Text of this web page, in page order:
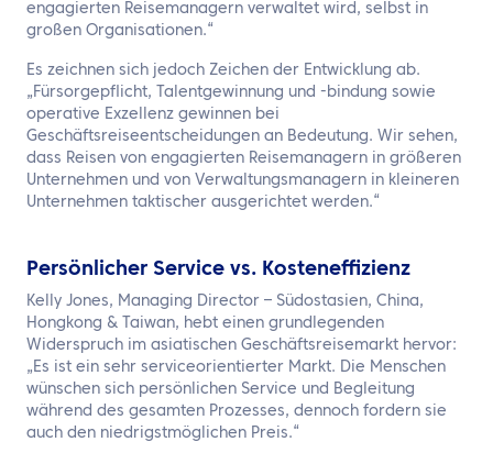
engagierten Reisemanagern verwaltet wird, selbst in
großen Organisationen.“
Es zeichnen sich jedoch Zeichen der Entwicklung ab.
„Fürsorgepflicht, Talentgewinnung und -bindung sowie
operative Exzellenz gewinnen bei
Geschäftsreiseentscheidungen an Bedeutung. Wir sehen,
dass Reisen von engagierten Reisemanagern in größeren
Unternehmen und von Verwaltungsmanagern in kleineren
Unternehmen taktischer ausgerichtet werden.“
Persönlicher Service vs. Kosteneffizienz
Kelly Jones, Managing Director – Südostasien, China,
Hongkong & Taiwan, hebt einen grundlegenden
Widerspruch im asiatischen Geschäftsreisemarkt hervor:
„Es ist ein sehr serviceorientierter Markt. Die Menschen
wünschen sich persönlichen Service und Begleitung
während des gesamten Prozesses, dennoch fordern sie
auch den niedrigstmöglichen Preis.“